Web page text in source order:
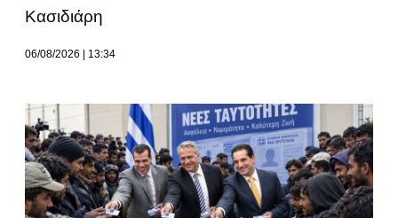
Κασιδιάρη
06/08/2026 13:34